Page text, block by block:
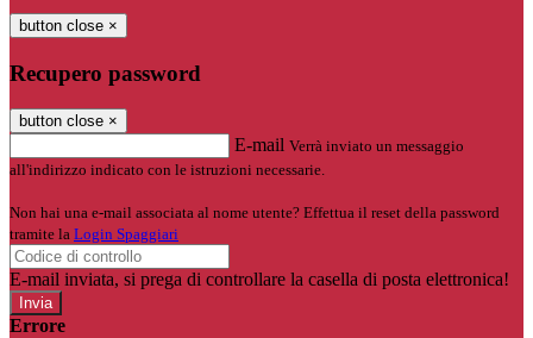
button close ×
Recupero password
button close ×
E-mail Verrà inviato un messaggio
all'indirizzo indicato con le istruzioni necessarie.
Non hai una e-mail associata al nome utente? Effettua il reset della password
tramite la Login Spaggiari
E-mail inviata, si prega di controllare la casella di posta elettronica!
Errore